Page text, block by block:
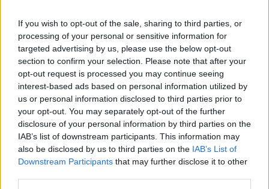
If you wish to opt-out of the sale, sharing to third parties, or
processing of your personal or sensitive information for
targeted advertising by us, please use the below opt-out
section to confirm your selection. Please note that after your
opt-out request is processed you may continue seeing
interest-based ads based on personal information utilized by
us or personal information disclosed to third parties prior to
your opt-out. You may separately opt-out of the further
disclosure of your personal information by third parties on the
IAB’s list of downstream participants. This information may
also be disclosed by us to third parties on the IAB’s List of
Downstream Participants that may further disclose it to other
κινείται με κομψότητα στο αστικό τοπίο. Σήμερα, καθώς
προφέρουμε ξανά αυτό το όνομα, μεταφέρουμε την
κληρονομιά μιας premium μάρκας και μια εκλεπτυσμένη
αισθητική. Φιλοδοξούμε να ενώσουμε το πνεύμα της
βρετανικής εξερεύνησης,με τη δύναμη της νέας
ενεργειακής τεχνολογίας της Κίνας, πυροδοτώντας
μεταξύ τους μια ανεξάντλητη και μετασχηματιστική
ενέργεια ».